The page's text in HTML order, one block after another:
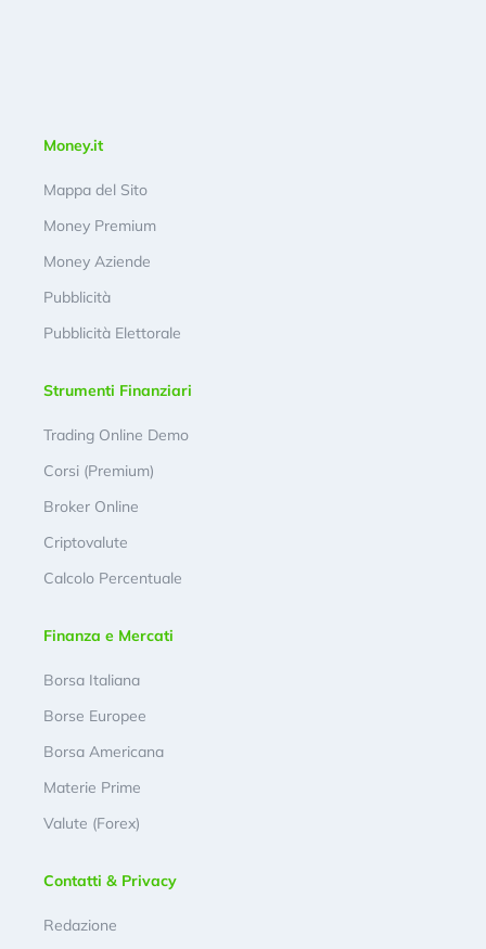
Money.it
Mappa del Sito
Money Premium
Money Aziende
Pubblicità
Pubblicità Elettorale
Strumenti Finanziari
Trading Online Demo
Corsi (Premium)
Broker Online
Criptovalute
Calcolo Percentuale
Finanza e Mercati
Borsa Italiana
Borse Europee
Borsa Americana
Materie Prime
Valute (Forex)
Contatti & Privacy
Redazione